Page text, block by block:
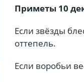
Приметы 10
Если звёзды
оттепель.
Если воробьи